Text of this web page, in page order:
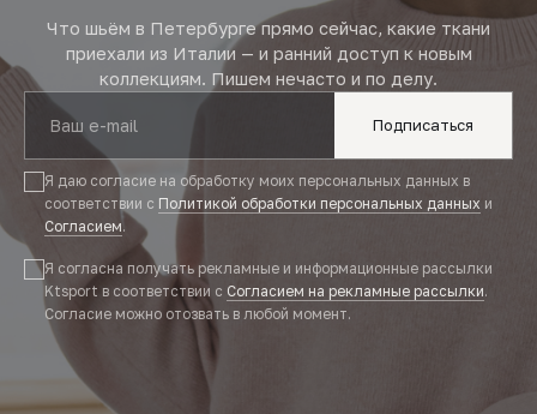
Что шьём в Петербурге прямо сейчас, какие ткани
приехали из Италии — и ранний доступ к новым
коллекциям. Пишем нечасто и по делу.
Подписаться
Я даю согласие на обработку моих персональных данных в
соответствии с Политикой обработки персональных данных и
Согласием.
Я согласна получать рекламные и информационные рассылки
Ktsport в соответствии с Согласием на рекламные рассылки.
Согласие можно отозвать в любой момент.